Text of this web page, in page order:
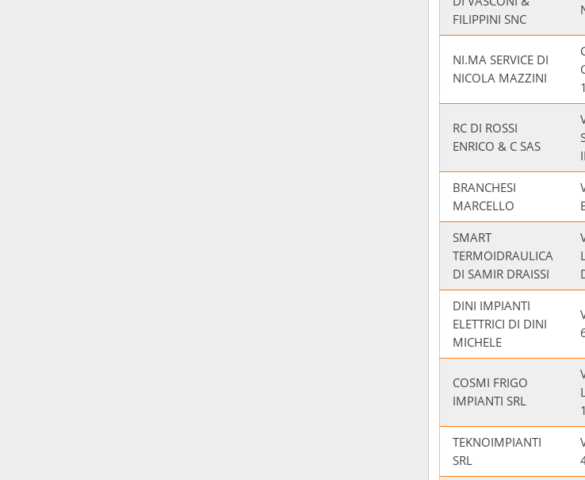
FILIPPINI SNC
NI.MA SERVICE DI
NICOLA MAZZINI
RC DI ROSSI
ENRICO & C SAS
BRANCHESI
MARCELLO
SMART
TERMOIDRAULICA
DI SAMIR DRAISSI
DINI IMPIANTI
ELETTRICI DI DINI
MICHELE
COSMI FRIGO
IMPIANTI SRL
TEKNOIMPIANTI
SRL